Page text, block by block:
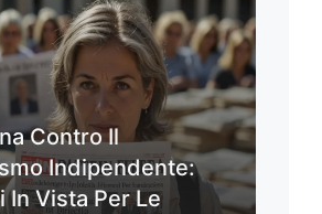
Contro Il
Indipendente:
In Vista Per Le